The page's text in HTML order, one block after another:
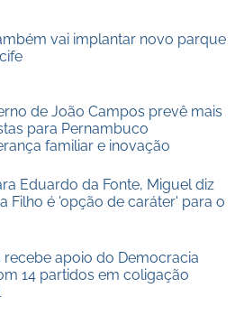
vai implantar novo parque
de João Campos prevê mais
para Pernambuco
familiar e inovação
Eduardo da Fonte, Miguel diz
Filho é 'opção de caráter' para o
apoio do Democracia
14 partidos em coligação